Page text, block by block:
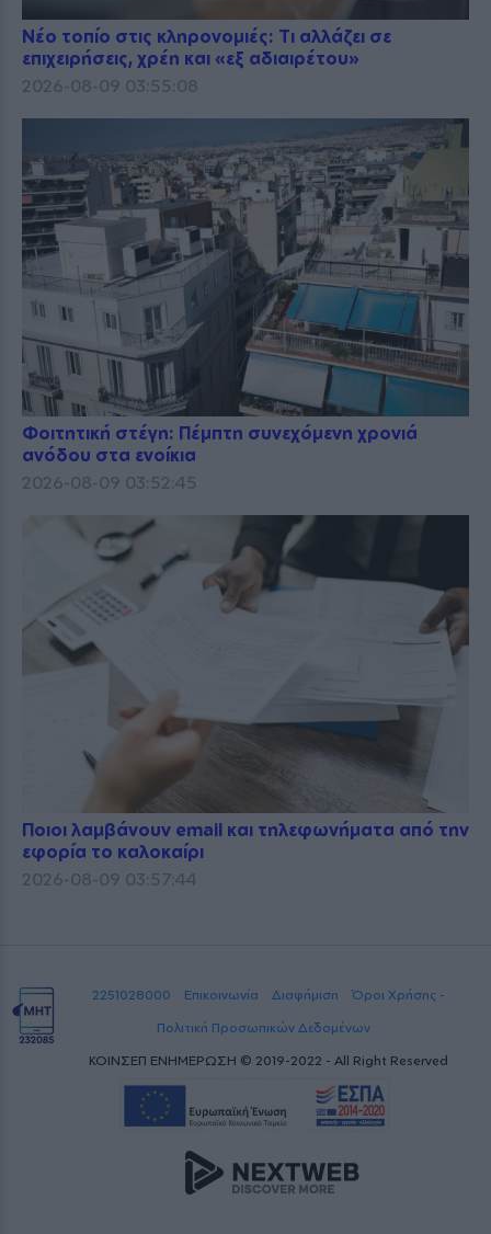
Νέο τοπίο στις κληρονομιές: Τι αλλάζει σε
επιχειρήσεις, χρέη και «εξ αδιαιρέτου»
2026-08-09 03:55:08
Φοιτητική στέγη: Πέμπτη συνεχόμενη χρονιά
ανόδου στα ενοίκια
2026-08-09 03:52:45
Ποιοι λαμβάνουν email και τηλεφωνήματα από την
εφορία το καλοκαίρι
2026-08-09 03:57:44
2251028000 Επικοινωνία Διαφήμιση
Όροι Χρήσης -
Πολιτική Προσωπικών Δεδομένων
ΚΟΙΝΣΕΠ ΕΝΗΜΕΡΩΣΗ © 2019-2022 - All Right Reserved